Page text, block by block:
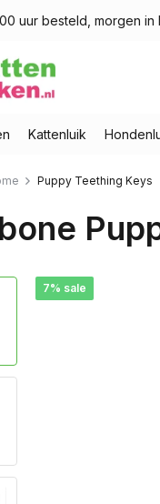
uur besteld, morgen in
Kattenluik
Puppy Teething Keys
7% sale